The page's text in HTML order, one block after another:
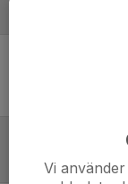
Tabell
Vi